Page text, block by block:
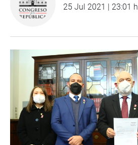
25 Jul 2021 | 23:01 h